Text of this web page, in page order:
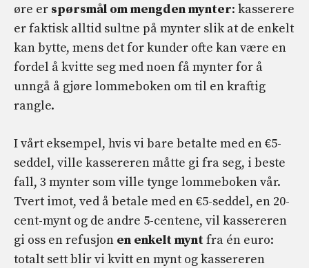
øre er spørsmål om mengden mynter: kasserere
er faktisk alltid sultne på mynter slik at de enkelt
kan bytte, mens det for kunder ofte kan være en
fordel å kvitte seg med noen få mynter for å
unngå å gjøre lommeboken om til en kraftig
rangle.
I vårt eksempel, hvis vi bare betalte med en €5-
seddel, ville kassereren måtte gi fra seg, i beste
fall, 3 mynter som ville tynge lommeboken vår.
Tvert imot, ved å betale med en €5-seddel, en 20-
cent-mynt og de andre 5-centene, vil kassereren
gi oss en refusjon en enkelt myntfra én euro:
totalt sett blir vi kvitt en mynt og kassereren